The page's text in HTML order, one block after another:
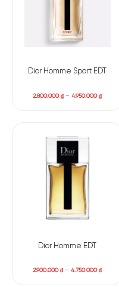
Dior Homme Sport EDT
2.800.000₫ –4.950.000₫
Dior Homme EDT
2.900.000₫ –4.750.000₫